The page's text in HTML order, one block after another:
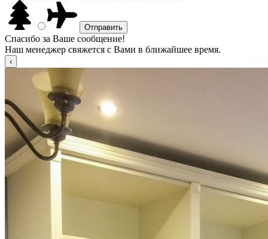
Спасибо за Ваше сообщение!
Наш менеджер свяжется с Вами в ближайшее время.